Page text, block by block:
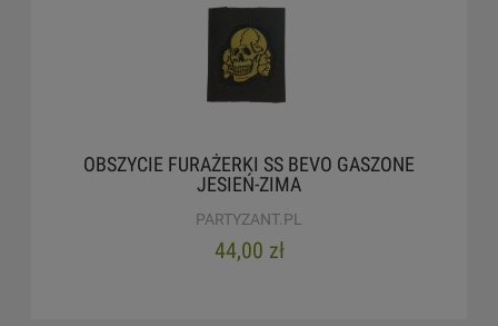
OBSZYCIE FURAŻERKI SS BEVO GASZONE
JESIEŃ-ZIMA
PARTYZANT.PL
44,00 zł